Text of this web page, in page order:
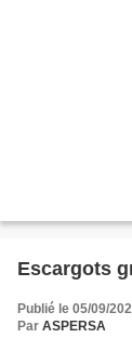
Escargots
Publié le 05/09/
Par ASPERSA